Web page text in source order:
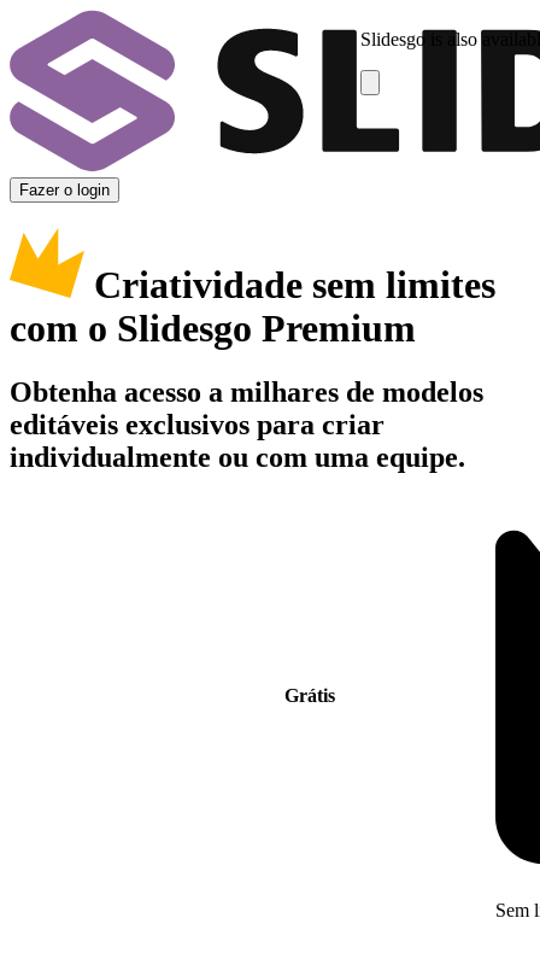
Slidesgo is also
Fazer o login
Criatividade sem limites
com o Slidesgo Premium
Obtenha acesso a milhares de modelos
editáveis exclusivos para criar
individualmente ou com uma equipe.
Grátis
Sem